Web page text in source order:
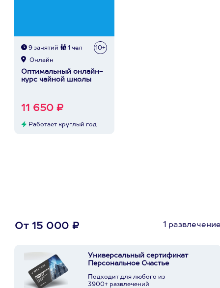
9 занятий 1 чел 10+
Онлайн
Оптимальный онлайн-
курс чайной школы
11 650 ₽
Работает круглый год
От 15 000 ₽ 1
Универсальный сертификат
Персональное Счастье
Подходит для любого из
3900+ развлечений